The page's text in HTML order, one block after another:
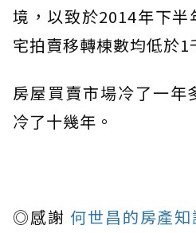
境，以致於2014年下
宅拍賣移轉棟數均低於1
房屋買賣市場冷了一年
冷了十幾年。
◎感謝 何世昌的房產